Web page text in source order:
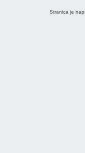
Stranica je